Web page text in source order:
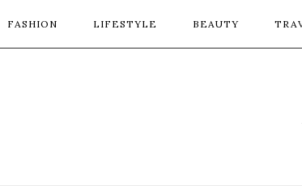
FASHION LIFESTYLE BEAUTY